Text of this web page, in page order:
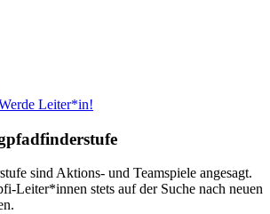
Leiter*in!
sind Aktions- und Teamspiele angesagt.
Leiter*innen stets auf der Suche nach neuen